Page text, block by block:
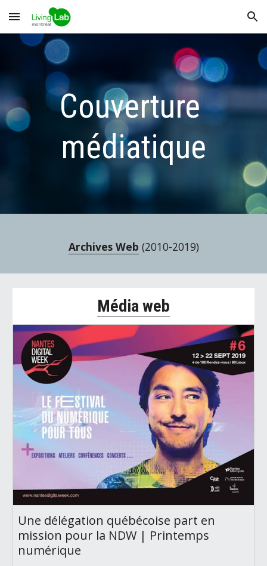
Skip to main content Skip to navigation
Couverture
médiatique
Archives Web (2010-2019)
Média web
Une délégation québécoise part en
mission pour la NDW | Printemps
numérique